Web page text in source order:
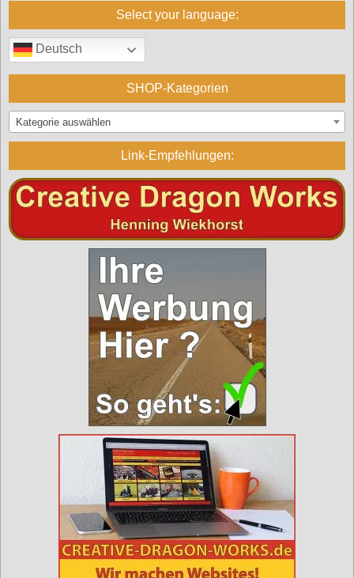
Select your language:
Deutsch
SHOP-Kategorien
Kategorie auswählen
Link-Empfehlungen: